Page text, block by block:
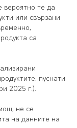
вероятно те да
или свързани
са
пуснати
2025 г.).
не се
на данните на